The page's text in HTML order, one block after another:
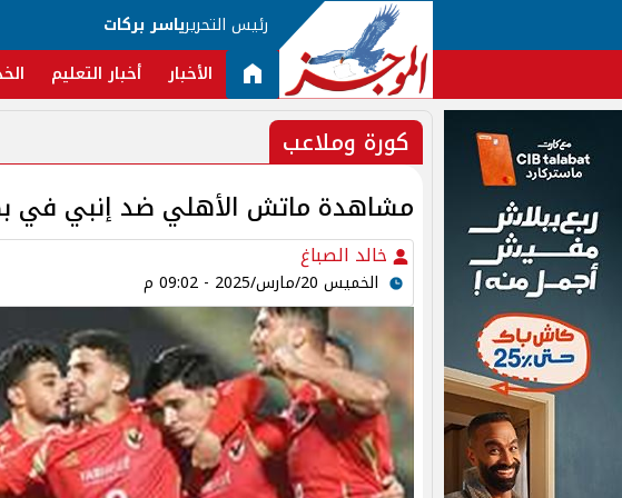
رئيس التحريرياسر بركات
الأخبار أخبار التعليم
كورة وملاعب
مشاهدة ماتش الأهلي ضد إنبي في
خالد الصباغ
الخميس 20/مارس/2025 - 09:02 م